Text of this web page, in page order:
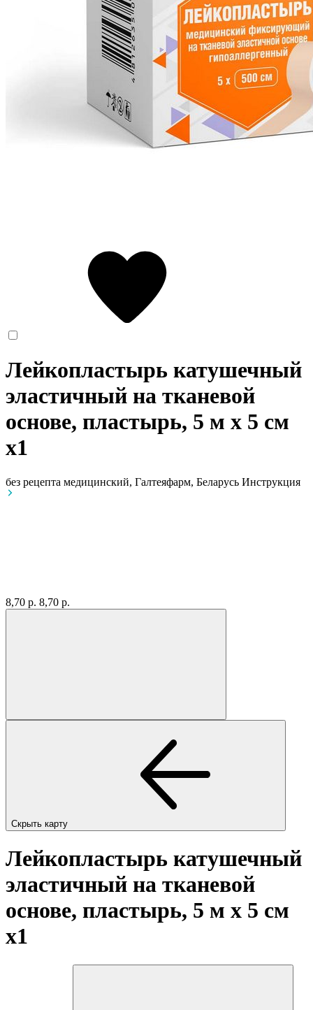
Лейкопластырь катушечный
эластичный на тканевой
основе, пластырь, 5 м х 5 см
x1
без рецепта медицинский, Галтеяфарм, Беларусь Инструкция
8,70 р. 8,70 р.
Скрыть карту
Лейкопластырь катушечный
эластичный на тканевой
основе, пластырь, 5 м х 5 см
x1